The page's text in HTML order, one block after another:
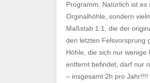
Programm. Natürlich ist es
Orginalhöhle, sondern
Maßstab 1:1, die der
den letzten Felsvorsprung
Höhle, die sich nur wenige
entfernt befindet, darf nur
– insgesamt 2h pro